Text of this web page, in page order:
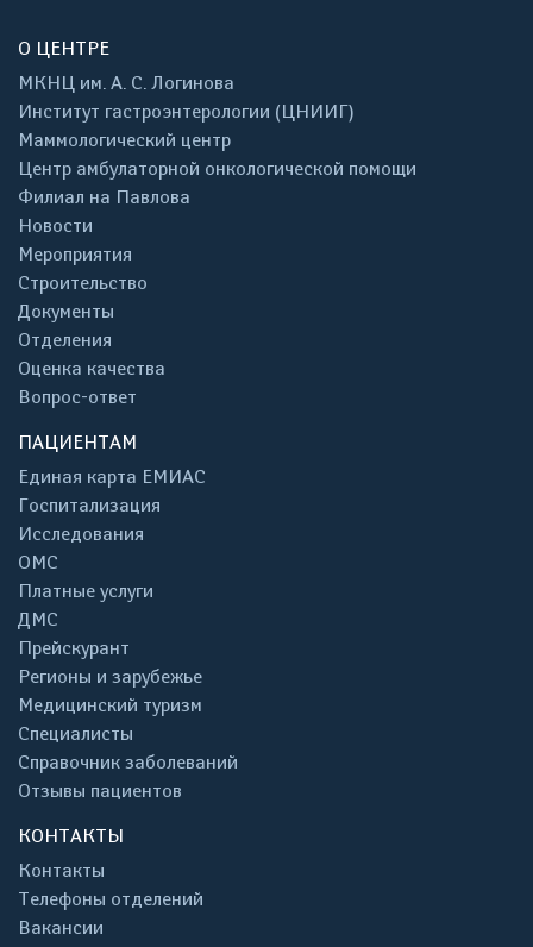
О ЦЕНТРЕ
МКНЦ им. А. С. Логинова
Институт гастроэнтерологии (ЦНИИГ)
Маммологический центр
Центр амбулаторной онкологической помощи
Филиал на Павлова
Новости
Мероприятия
Строительство
Документы
Отделения
Оценка качества
Вопрос-ответ
ПАЦИЕНТАМ
Единая карта ЕМИАС
Госпитализация
Исследования
ОМС
Платные услуги
ДМС
Прейскурант
Регионы и зарубежье
Медицинский туризм
Специалисты
Справочник заболеваний
Отзывы пациентов
КОНТАКТЫ
Контакты
Телефоны отделений
Вакансии